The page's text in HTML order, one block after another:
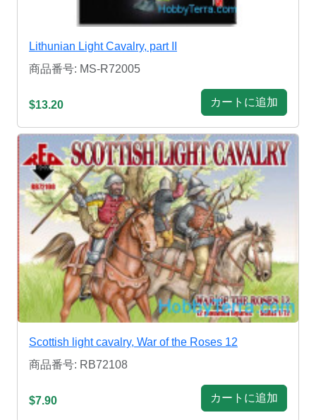
Lithunian Light Cavalry, part II
商品番号: MS-R72005
$13.20 カートに追加
Scottish light cavalry, War of the Roses 12
商品番号: RB72108
$7.90 カートに追加